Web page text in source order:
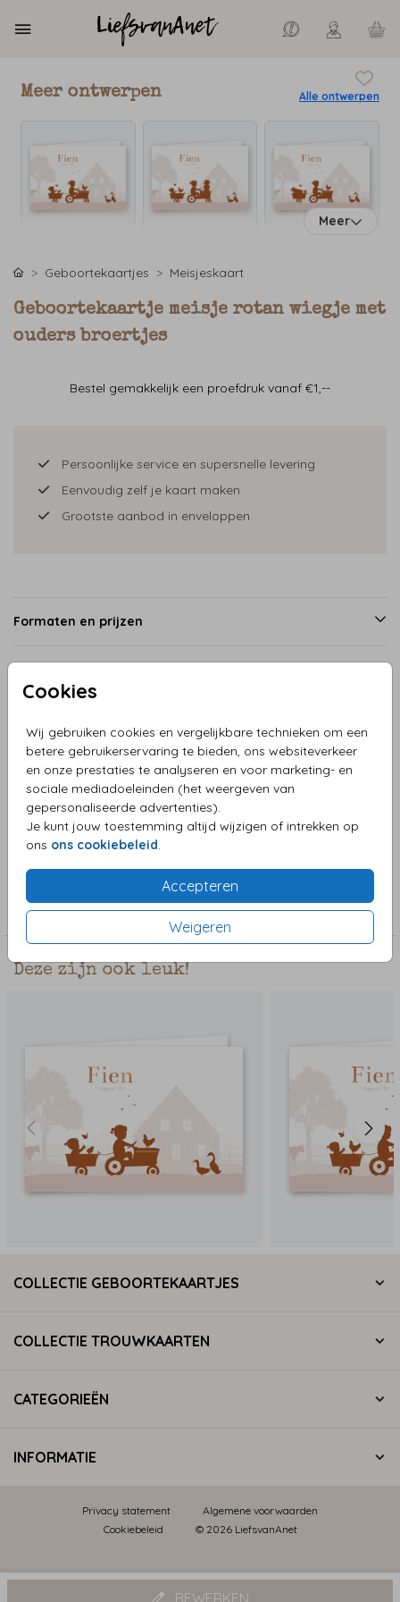
Cookies
Wij gebruiken cookies en vergelijkbare technieken om een
betere gebruikerservaring te bieden, ons websiteverkeer
en onze prestaties te analyseren en voor marketing- en
sociale mediadoeleinden (het weergeven van
gepersonaliseerde advertenties).
Je kunt jouw toestemming altijd wijzigen of intrekken op
ons ons cookiebeleid.
Accepteren
Weigeren
Meer ontwerpen Alle ontwerpen
Meer
Geboortekaartjes Meisjeskaart
Geboortekaartje meisje rotan wiegje met
ouders broertjes
Bestel gemakkelijk een proefdruk vanaf €1,--
Persoonlijke service en supersnelle levering
Eenvoudig zelf je kaart maken
Grootste aanbod in enveloppen
Formaten en prijzen
Productinformatie
Omschrijving
Geboortekaartje meisje in rotan wiegje met regenboog,
knuffels, broertjes en zusje en ouders. In de clipart staan
vele leuke ouders die je kunt uitzoeken. Teksten zijn ook
naar wens aanpasbaar.
Meisjeskaart
Deze zijn ook leuk!
BEWERKEN
COLLECTIE GEBOORTEKAARTJES
COLLECTIE TROUWKAARTEN
CATEGORIEËN
INFORMATIE
Privacy statement
Algemene voorwaarden
Cookiebeleid
© 2026 LiefsvanAnet